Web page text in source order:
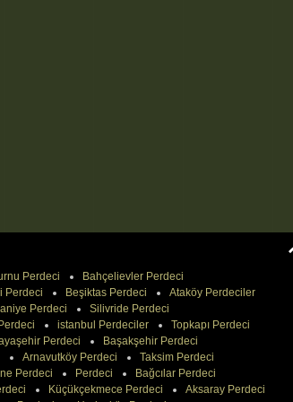
Perdeci
Bahçelievler Perdeci
Perdeci Beşiktas Perdeci
Ataköy Perdeciler
Perdeci
Silivride Perdeci
istanbul Perdeciler
Topkapı Perdeci
Perdeci
Başakşehir Perdeci
Arnavutköy Perdeci
Taksim Perdeci
Perdeci Perdeci
Bağcılar Perdeci
Küçükçekmece Perdeci
Aksaray Perdeci